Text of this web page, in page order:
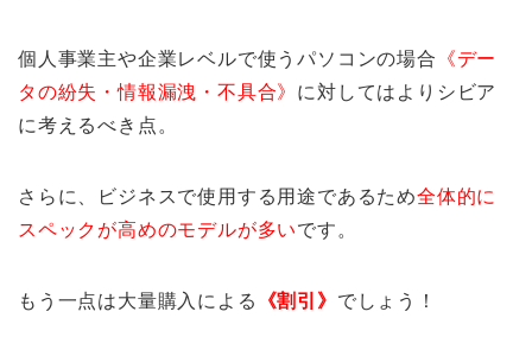
個人事業主や企業レベルで使うパソコンの場合
《デー
タの紛失・情報漏洩・不具合》 に対してはよりシビア
に考えるべき点。
さらに、ビジネスで使用する用途であるため全体的に
スペックが高めのモデルが多いです。
もう一点は大量購入による 《割引》 でしょう！